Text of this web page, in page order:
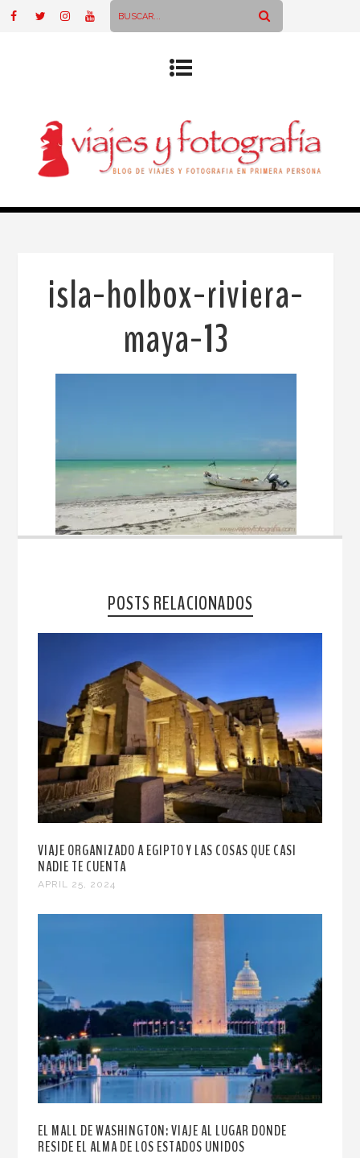
isla-holbox-riviera-
maya-13
POSTS RELACIONADOS
VIAJE ORGANIZADO A EGIPTO Y LAS COSAS QUE CASI
NADIE TE CUENTA
APRIL 25, 2024
EL MALL DE WASHINGTON: VIAJE AL LUGAR DONDE
RESIDE EL ALMA DE LOS ESTADOS UNIDOS